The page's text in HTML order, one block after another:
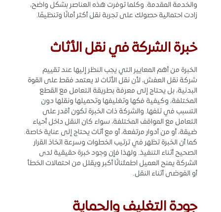
والخدمة المقدمة. وكلما توفرت هذه العناصر بشكل واضح،
زادت احتمالية حصولك على تجربة نقل أكثر أمانًا وتنظيمًا.
خبرة الشركة في نقل الأثاث
الخبرة من أهم المعايير التي يجب النظر إليها عند تقييم
شركة نقل العفش، لأن نقل الأثاث لا يعتمد فقط على القوة
البدنية، بل يحتاج إلى معرفة بطريقة التعامل مع القطع
المختلفة، وكيفية فكها وتغليفها وتحميلها ونقلها دون
التسبب في تلفها. والشركة ذات الخبرة تكون أقدر على
التعامل مع المواقف المختلفة، سواء كان النقل داخل أحياء
ضيقة، أو من أدوار مرتفعة، أو مع أثاث يحتاج إلى عناية خاصة.
كما أن الخبرة تظهر في ترتيب الخطوات وسرعة اتخاذ القرار
الصحيح أثناء التنفيذ. ولهذا فإن وجود خبرة حقيقية لدى
الشركة يمنح العميل اطمئنانًا أكبر ويقلل من احتمالات الخطأ
أو الفوضى أثناء النقل.
جودة التغليف والحماية